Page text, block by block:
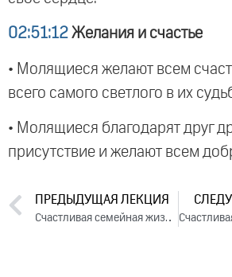
02:51:12 Желания и счастье
• Молящиеся желают всем
всего самого светлого в их
• Молящиеся благодарят друг
присутствие и желают всем
ПРЕДЫДУЩАЯ ЛЕКЦИЯ
Счастливая семейная жизнь. Лекция 1 (2017)